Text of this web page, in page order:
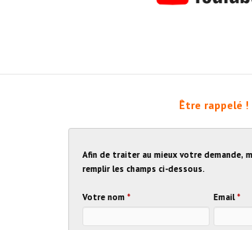
Être rappelé !
Afin de traiter au mieux votre demande,
remplir les champs ci-dessous.
Votre nom* Email *